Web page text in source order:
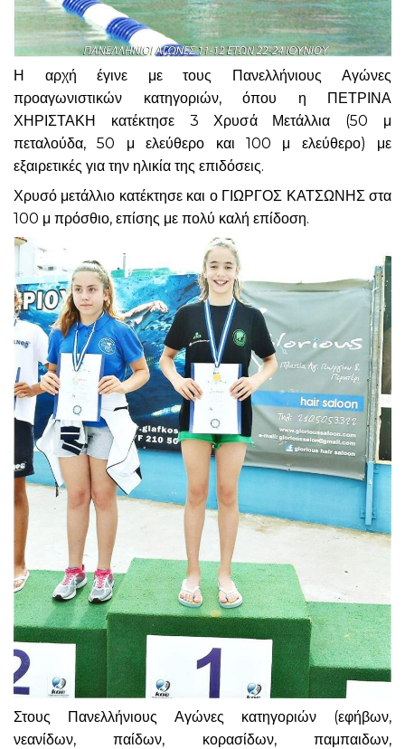
Η αρχή έγινε με τους Πανελλήνιους Αγώνες
προαγωνιστικών κατηγοριών, όπου η ΠΕΤΡΙΝΑ
ΧΗΡΙΣΤΑΚΗ κατέκτησε 3 Χρυσά Μετάλλια (50 μ
πεταλούδα, 50 μ ελεύθερο και 100 μ ελεύθερο) με
εξαιρετικές για την ηλικία της επιδόσεις.
Χρυσό μετάλλιο κατέκτησε και ο ΓΙΩΡΓΟΣ ΚΑΤΣΩΝΗΣ στα
100 μ πρόσθιο, επίσης με πολύ καλή επίδοση.
Στους Πανελλήνιους Αγώνες κατηγοριών (εφήβων,
νεανίδων, παίδων, κορασίδων, παμπαιδων,